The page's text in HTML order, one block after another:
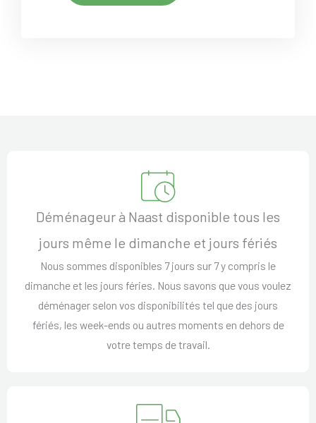
Déménageur à Naast disponible tous les
jours même le dimanche et jours fériés
Nous sommes disponibles 7 jours sur 7 y compris le
dimanche et les jours féries. Nous savons que vous voulez
déménager selon vos disponibilités tel que des jours
fériés, les week-ends ou autres moments en dehors de
votre temps de travail.